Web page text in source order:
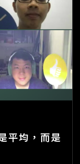
平均，而是